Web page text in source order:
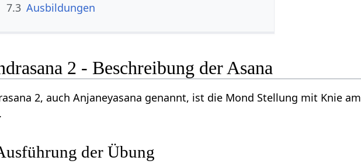
7.3 Ausbildungen
2 - Beschreibung der Asana
2, auch Anjaneyasana genannt, ist die Mond Stellung mit Knie am
der Übung